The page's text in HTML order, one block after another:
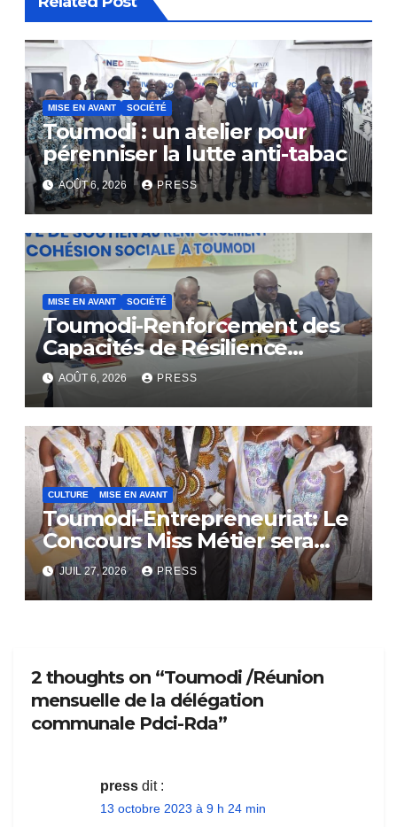
MISE EN AVANT SOCIÉTÉ
Toumodi : un atelier pour
pérenniser la lutte anti-tabac
AOÛT 6, 2026 PRESS
MISE EN AVANT SOCIÉTÉ
Toumodi-Renforcement des
Capacités de Résilience
Communautaire
AOÛT 6, 2026 PRESS
CULTURE MISE EN AVANT
Toumodi-Entrepreneuriat: Le
Concours Miss Métier sera
bientôt lance.
JUIL 27, 2026 PRESS
2 thoughts on “Toumodi /Réunion
mensuelle de la délégation
communale Pdci-Rda”
press dit :
13 octobre 2023 à 9 h 24 min